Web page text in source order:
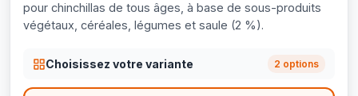
pour chinchillas de tous âges, à base de sous-produits
végétaux, céréales, légumes et saule (2 %).
Choisissez votre variante 2 options